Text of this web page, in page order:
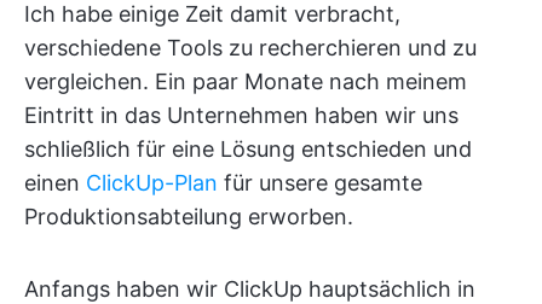
Ich habe einige Zeit damit verbracht,
verschiedene Tools zu recherchieren und zu
vergleichen. Ein paar Monate nach meinem
Eintritt in das Unternehmen haben wir uns
schließlich für eine Lösung entschieden und
einen ClickUp-Plan für unsere gesamte
Produktionsabteilung erworben.
Anfangs haben wir ClickUp hauptsächlich in